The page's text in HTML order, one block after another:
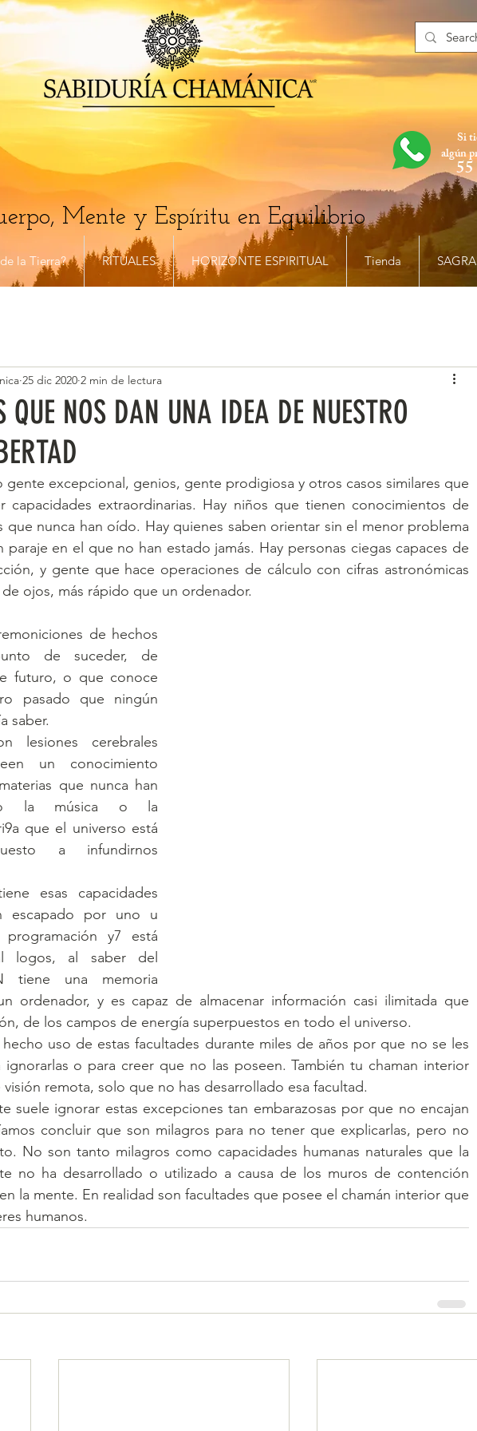
Si
algún
Mente y Espíritu en Equilibrio
la Tierra? RITUALES HORIZONTE ESPIRITUAL Tienda
NOS DAN UNA IDEA DE NUESTRO
25 dic 2020 2 min de lectura
capacidades extraordinarias. Hay niños que tienen conocimientos de
que nunca han oído. Hay quienes saben orientar sin el menor problema
paraje en el que no han estado jamás. Hay personas ciegas capaces de
y gente que hace operaciones de cálculo con cifras astronómicas
ojos, más rápido que un ordenador.
de hechos
de suceder, de
futuro, o que conoce
pasado que ningún
saber.
lesiones cerebrales
un conocimiento
que nunca han
la música o la
que el universo está
a infundirnos
escapado por uno u
y7 está
logos, al saber del
tiene una memoria
ordenador, y es capaz de almacenar información casi ilimitada que
de los campos de energía superpuestos en todo el universo.
hecho uso de estas facultades durante miles de años por que no se les
ignorarlas o para creer que no las poseen. También tu chaman interior
remota, solo que no has desarrollado esa facultad.
suele ignorar estas excepciones tan embarazosas por que no encajan
concluir que son milagros para no tener que explicarlas, pero no
No son tanto milagros como capacidades humanas naturales que la
no ha desarrollado o utilizado a causa de los muros de contención
la mente. En realidad son facultades que posee el chamán interior que
humanos.